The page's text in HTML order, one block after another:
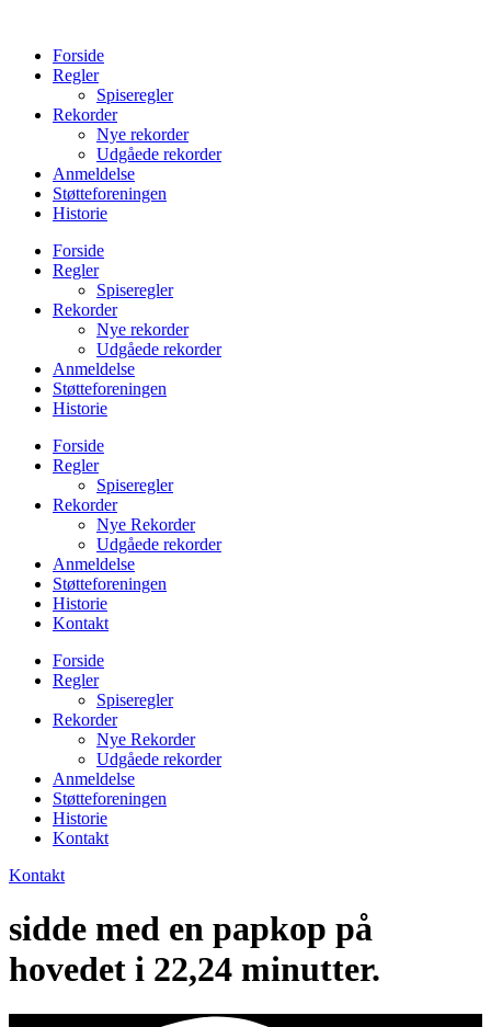
indholdForside
Regler
Spiseregler
Rekorder
Nye rekorder
Udgåede rekorder
Anmeldelse
Støtteforeningen
Historie
Forside
Regler
Spiseregler
Rekorder
Nye rekorder
Udgåede rekorder
Anmeldelse
Støtteforeningen
Historie
Forside
Regler
Spiseregler
Rekorder
Nye Rekorder
Udgåede rekorder
Anmeldelse
Støtteforeningen
Historie
Kontakt
Forside
Regler
Spiseregler
Rekorder
Nye Rekorder
Udgåede rekorder
Anmeldelse
Støtteforeningen
Historie
Kontakt
Kontakt
sidde med en papkop på
hovedet i 22,24 minutter.